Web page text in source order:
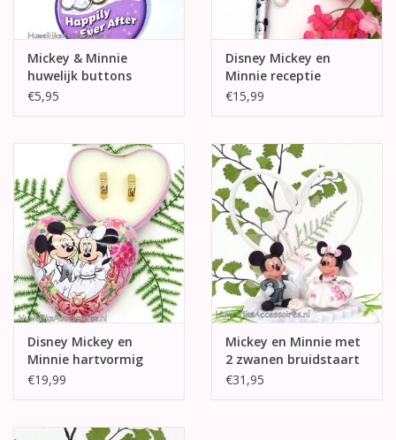
Mickey & Minnie
huwelijk buttons
€5,95
Disney Mickey en
Minnie receptie
pennen
€15,99
Disney Mickey en
Minnie hartvormig
ringdoosje
€19,99
Mickey en Minnie met
2 zwanen bruidstaart
topper
€31,95